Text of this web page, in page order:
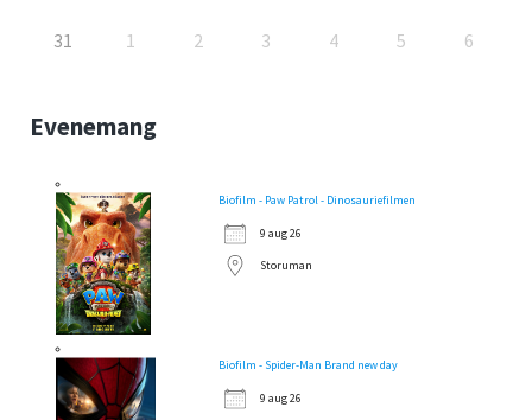
31 1 2 3 4 5 6
Evenemang
Biofilm - Paw Patrol - Dinosauriefilmen
9 aug 26
Storuman
Biofilm - Spider-Man Brand new day
9 aug 26